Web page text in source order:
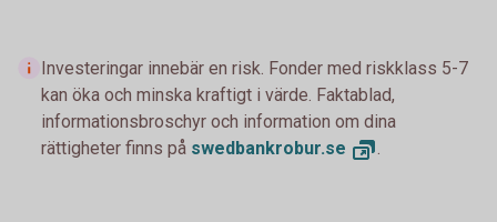
Investeringar innebär en risk. Fonder med riskklass 5-7
kan öka och minska kraftigt i värde. Faktablad,
informationsbroschyr och information om dina
rättigheter finns på swedbankrobur.se